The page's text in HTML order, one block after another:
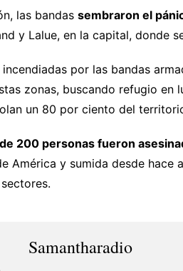
las bandas sembraron el
y Lalue, en la capital, donde
por las bandas
zonas, buscando refugio en
un 80 por ciento del
200 personas fueron
América y sumida desde hace
Samantharadio